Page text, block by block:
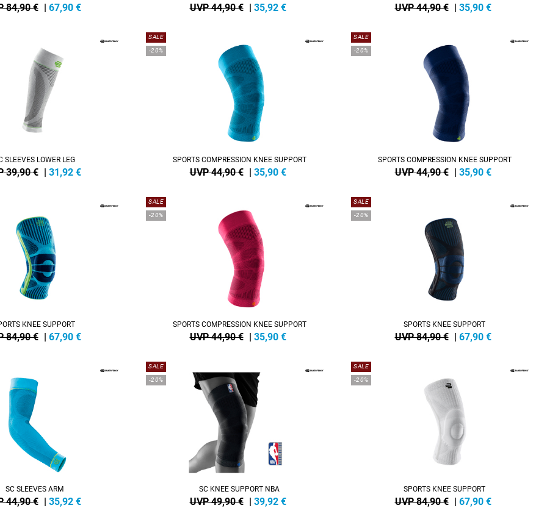
84,90 € | 67,90 € UVP 44,90 € | 35,92 € UVP 44,90 € | 35,90 €
SLEEVES LOWER LEG
39,90 € | 31,92 €
SALE
-20%
SPORTS COMPRESSION KNEE SUPPORT
UVP 44,90 € | 35,90 €
SALE
-20%
SPORTS COMPRESSION KNEE SUPPORT
UVP 44,90 € | 35,90 €
KNEE SUPPORT
84,90 € | 67,90 €
SALE
-20%
SPORTS COMPRESSION KNEE SUPPORT
UVP 44,90 € | 35,90 €
SALE
-20%
SPORTS KNEE SUPPORT
UVP 84,90 € | 67,90 €
SC SLEEVES ARM
44,90 € | 35,92 €
SALE
-20%
SC KNEE SUPPORT NBA
UVP 49,90 € | 39,92 €
SALE
-20%
SPORTS KNEE SUPPORT
UVP 84,90 € | 67,90 €